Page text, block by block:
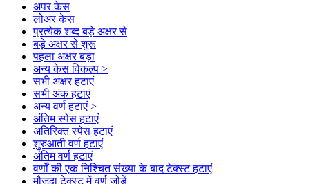
अपर केस
लोअर केस
प्रत्येक शब्द बड़े अक्षर से
बड़े अक्षर से शुरू
पहला अक्षर बड़ा
अन्य केस विकल्प >
सभी अक्षर हटाएं
सभी अंक हटाएं
अन्य वर्ण हटाएं >
अंतिम स्पेस हटाएं
अतिरिक्त स्पेस हटाएं
शुरुआती वर्ण हटाएं
अंतिम वर्ण हटाएं
वर्णों की एक निश्चित संख्या के बाद टेक्स्ट हटाएं
मौजूदा टेक्स्ट में वर्ण जोड़ें